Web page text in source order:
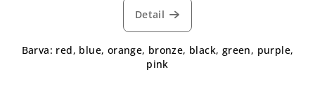
Detail
Barva: red, blue, orange, bronze, black, green, purple,
pink